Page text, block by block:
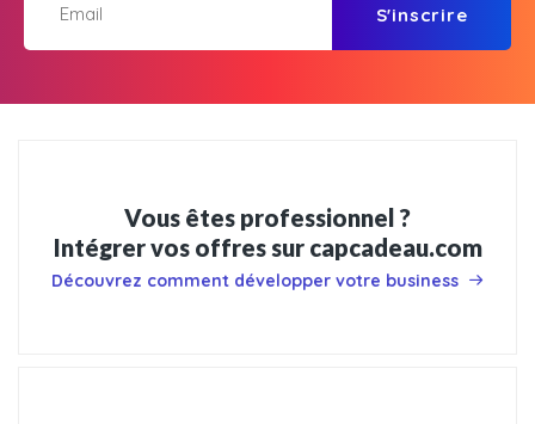
S'inscrire
Vous êtes professionnel ?
Intégrer vos offres sur capcadeau.com
Découvrez comment développer votre business